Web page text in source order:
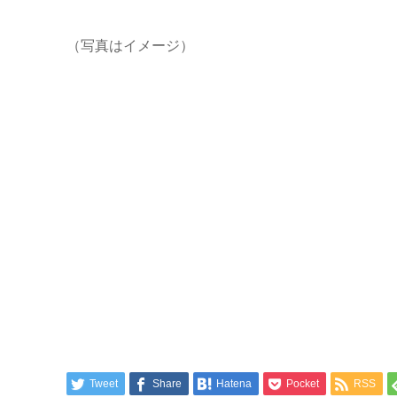
（写真はイメージ）
Tweet Share Hatena Pocket RSS